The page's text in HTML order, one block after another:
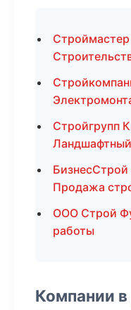
Стройгрупп
Продажа
ООО Строй
работы
Компании в